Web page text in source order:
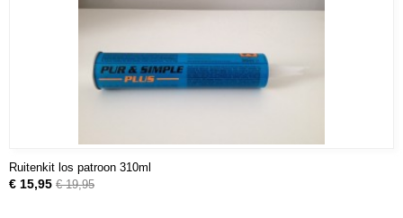
Ruitenkit los patroon 310ml
€ 15,95 € 19,95